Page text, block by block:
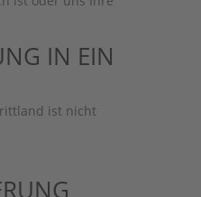
IN EIN
ist nicht